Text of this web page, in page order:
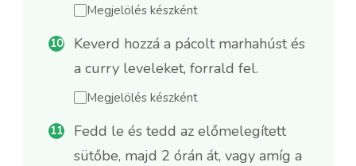
Megjelölés készként
Keverd hozzá a pácolt marhahúst és
a curry leveleket, forrald fel.
Megjelölés készként
Fedd le és tedd az előmelegített
sütőbe, majd 2 órán át, vagy amíg a